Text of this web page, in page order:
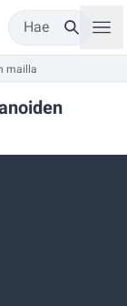
Hae
mailla